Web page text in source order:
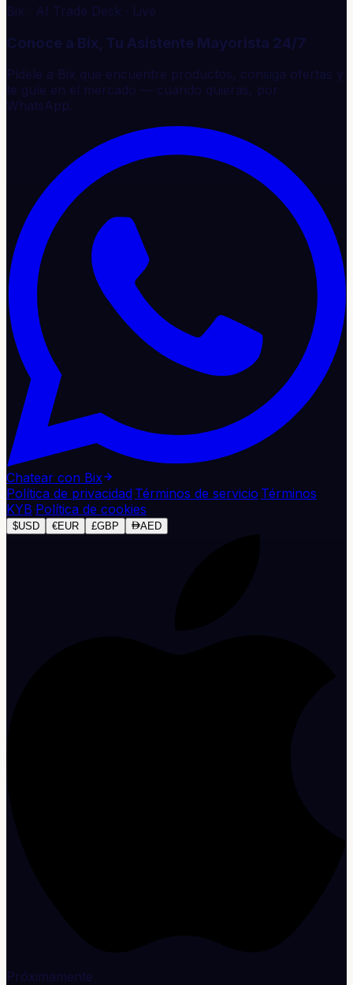
Bix · AI Trade Desk · Live
Conoce a Bix, Tu Asistente Mayorista 24/7
Pídele a Bix que encuentre productos, consiga ofertas y
te guíe en el mercado — cuando quieras, por
WhatsApp.
Chatear con Bix
Política de privacidad·Términos de servicio·Términos
KYB·Política de cookies
$USD €EUR £GBP AED
Próximamente